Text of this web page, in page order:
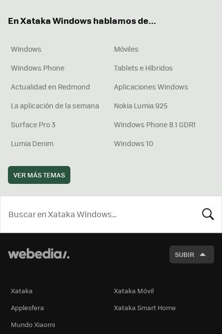
En Xataka Windows hablamos de...
Windows
Móviles
Windows Phone
Tablets e Híbridos
Actualidad en Redmond
Aplicaciones Windows
La aplicación de la semana
Nokia Lumia 925
Surface Pro 3
Windows Phone 8.1 GDR1
Lumia Denim
Windows 10
VER MÁS TEMAS
SUBIR
Xataka
Xataka Móvil
Applesfera
Xataka Smart Home
Mundo Xiaomi